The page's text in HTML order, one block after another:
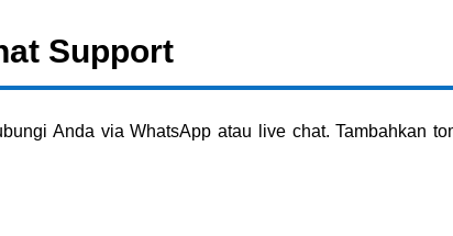
Support
Anda via WhatsApp atau live chat. Tambahkan